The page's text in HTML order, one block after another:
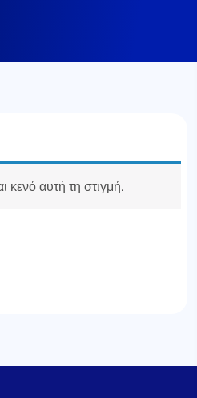
κενό αυτή τη στιγμή.